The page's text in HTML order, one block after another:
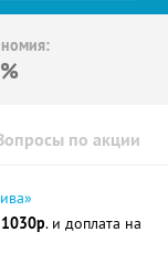
по акции
1030р. и доплата на